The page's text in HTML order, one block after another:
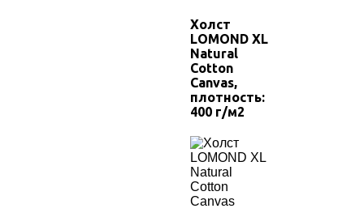
Холст
LOMOND XL
Natural
Cotton
Canvas,
плотность:
400 г/м2